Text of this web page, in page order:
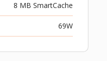
8 MB SmartCache
69W